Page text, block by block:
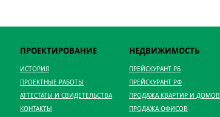
ПРОЕКТИРОВАНИЕ
ИСТОРИЯ
ПРОЕКТНЫЕ РАБОТЫ
АТТЕСТАТЫ И СВИДЕТЕЛЬСТВА
КОНТАКТЫ
НЕДВИЖИМОСТЬ
ПРЕЙСКУРАНТ РБ
ПРЕЙСКУРАНТ РФ
ПРОДАЖА КВАРТИР И ДОМОВ
ПРОДАЖА ОФИСОВ